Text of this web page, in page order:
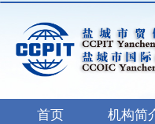
首页 机构简